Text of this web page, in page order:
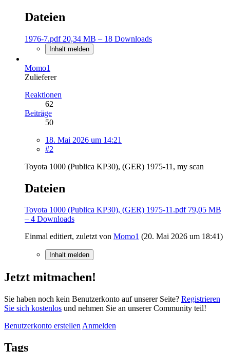
Dateien
1976-7.pdf 20,34 MB – 18 Downloads
Inhalt melden
Momo1
Zulieferer
Reaktionen
62
Beiträge
50
18. Mai 2026 um 14:21
#2
Toyota 1000 (Publica KP30), (GER) 1975-11, my scan
Dateien
Toyota 1000 (Publica KP30), (GER) 1975-11.pdf 79,05 MB
– 4 Downloads
Einmal editiert, zuletzt von Momo1 (20. Mai 2026 um 18:41)
Inhalt melden
Jetzt mitmachen!
Sie haben noch kein Benutzerkonto auf unserer Seite? Registrieren
Sie sich kostenlos und nehmen Sie an unserer Community teil!
Benutzerkonto erstellen Anmelden
Tags